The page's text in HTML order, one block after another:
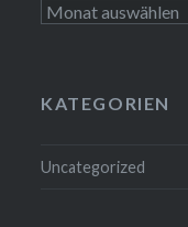
Archiv
KATEGORIEN
Uncategorized